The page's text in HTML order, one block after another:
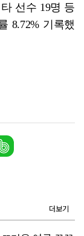
선수 19명 등
8.72% 기록했
더보기